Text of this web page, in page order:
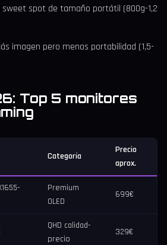
sweet spot de tamaño portátil (800g-1,2
imagen pero menos portabilidad (1,5-
Top 5 monitores
Categoría
Precio
aprox.
Premium
OLED
699€
QHD calidad-
precio
329€